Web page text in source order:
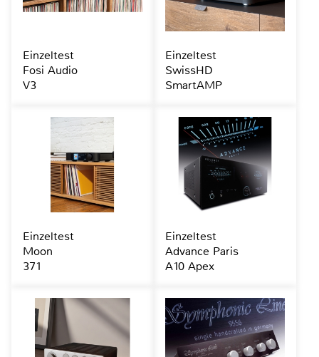
Einzeltest
Fosi Audio
V3
Einzeltest
SwissHD
SmartAMP
Einzeltest
Moon
371
Einzeltest
Advance Paris
A10 Apex